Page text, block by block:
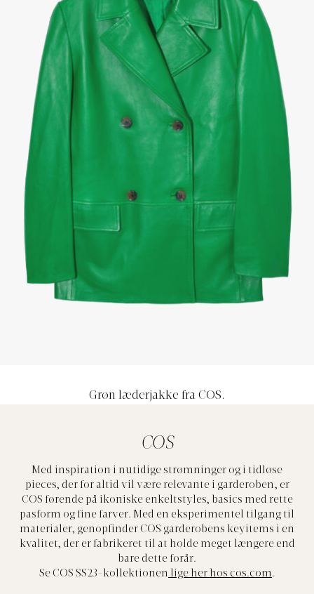
Grøn læderjakke fra COS.
COS
Med inspiration i nutidige strømninger og i tidløse
pieces, der for altid vil være relevante i garderoben, er
COS førende på ikoniske enkeltstyles, basics med rette
pasform og fine farver. Med en eksperimentel tilgang til
materialer, genopfinder COS garderobens keyitems i en
kvalitet, der er fabrikeret til at holde meget længere end
bare dette forår.
Se COS SS23-kollektionen lige her hos cos.com.